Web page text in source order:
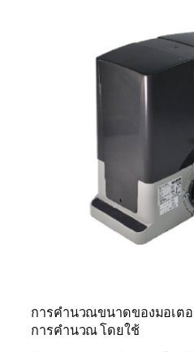
การคำนวณขนาดของมอเต
การคำนวณ โดยใช้